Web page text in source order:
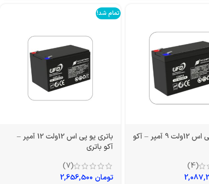
باتری یو پی اس 12ولت 9 آمپر – آکو
(4)
تمام شد!
باتری یو پی اس 12ولت 12 آمپر –
آکو باتری
(7)
تومان